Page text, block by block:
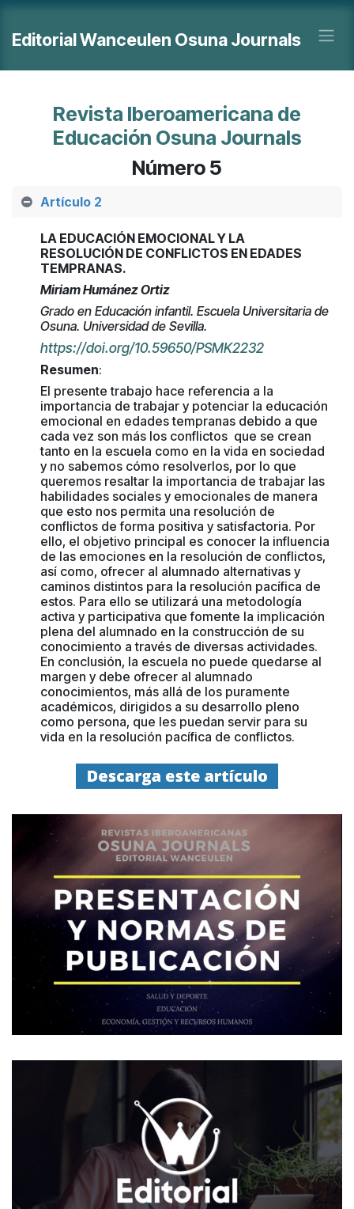
Ir al contenido
Editorial Wanceulen Osuna Journals
Revista Iberoamericana de
Educación Osuna Journals
Número 5
Artículo 2
LA EDUCACIÓN EMOCIONAL Y LA
RESOLUCIÓN DE CONFLICTOS EN EDADES
TEMPRANAS.
Miriam Humánez Ortiz
Grado en Educación infantil. Escuela Universitaria de
Osuna. Universidad de Sevilla.
https://doi.org/10.59650/PSMK2232
Resumen:
El presente trabajo hace referencia a la
importancia de trabajar y potenciar la educación
emocional en edades tempranas debido a que
cada vez son más los conflictos que se crean
tanto en la escuela como en la vida en sociedad
y no sabemos cómo resolverlos, por lo que
queremos resaltar la importancia de trabajar las
habilidades sociales y emocionales de manera
que esto nos permita una resolución de
conflictos de forma positiva y satisfactoria. Por
ello, el objetivo principal es conocer la influencia
de las emociones en la resolución de conflictos,
así como, ofrecer al alumnado alternativas y
caminos distintos para la resolución pacífica de
estos. Para ello se utilizará una metodología
activa y participativa que fomente la implicación
plena del alumnado en la construcción de su
conocimiento a través de diversas actividades.
En conclusión, la escuela no puede quedarse al
margen y debe ofrecer al alumnado
conocimientos, más allá de los puramente
académicos, dirigidos a su desarrollo pleno
como persona, que les puedan servir para su
vida en la resolución pacífica de conflictos.